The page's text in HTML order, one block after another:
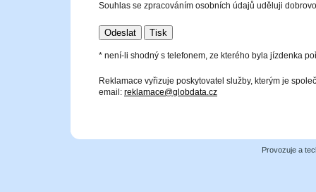
Souhlas se zpracováním osobních údajů uděluji
* není-li shodný s telefonem, ze kterého byla jízdenka
Reklamace vyřizuje poskytovatel služby, kterým je
email: reklamace@globdata.cz
Provozuje a